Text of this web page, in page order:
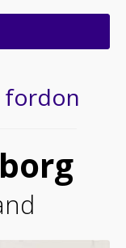
fordon